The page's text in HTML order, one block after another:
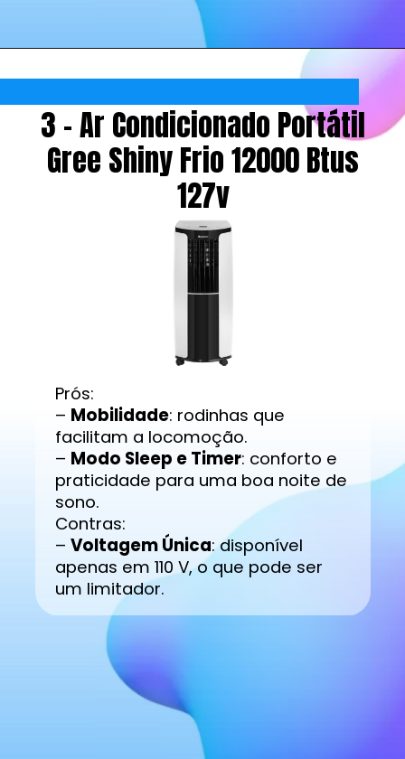
3 - Ar Condicionado Portátil
Gree Shiny Frio 12000 Btus
127v
Prós:
– Mobilidade: rodinhas que
facilitam a locomoção.
– Modo Sleep e Timer: conforto e
praticidade para uma boa noite de
sono.
Contras:
– Voltagem Única: disponível
apenas em 110 V, o que pode ser
um limitador.